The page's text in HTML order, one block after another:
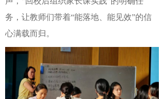
务，让教师们带着“能落地、能见效”的信
心满载而归。